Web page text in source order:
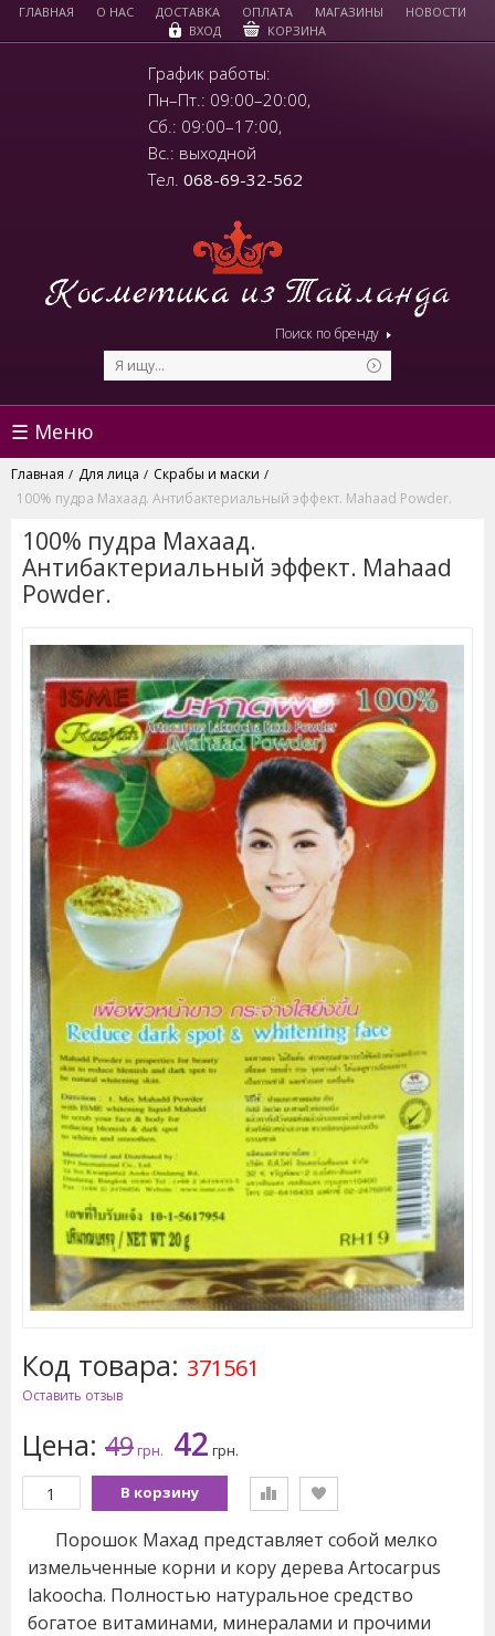
ГЛАВНАЯ О НАС ДОСТАВКА ОПЛАТА МАГАЗИНЫ
НОВОСТИ
ВХОД
КОРЗИНА
График работы:
Пн–Пт.: 09:00–20:00,
Сб.: 09:00–17:00,
Вс.: выходной
Тел. 068-69-32-562
Поиск по бренду
☰ Меню
Главная / Для лица / Скрабы и маски /
100% пудра Махаад. Антибактериальный эффект. Mahaad Powder.
100% пудра Махаад.
Антибактериальный эффект. Mahaad
Powder.
Код товара: 371561
Оставить отзыв
Цена: 49грн. 42 грн.
В корзину
Порошок Махад представляет собой мелко
измельченные корни и кору дерева Artocarpus
lakoocha. Полностью натуральное средство
богатое витаминами, минералами и прочими